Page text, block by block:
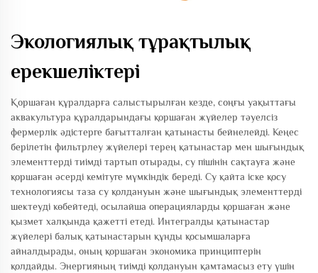
Экологиялық тұрақтылық
ерекшеліктері
Қоршаған құралдарға салыстырылған кезде, соңғы уақыттағы
аквакультура құралдарындағы қоршаған жүйелер тәуелсіз
фермерлік әдістерге бағытталған қатынасты бейнелейді. Кеңес
берілетін фильтрлеу жүйелері терең қатынастар мен шығындық
элементтерді тиімді тартып отырады, су пішінін сақтауға және
қоршаған әсерді кемітуге мүмкіндік береді. Су қайта іске қосу
технологиясы таза су қолдануын және шығындық элементтерді
шектеуді көбейтеді, осылайша операцияларды қоршаған және
қызмет халқында қажетті етеді. Интегралды қатынастар
жүйелері балық қатынастарын құнды қосымшаларға
айналдырады, оның қоршаған экономика принциптерін
қолдайды. Энергияның тиімді қолдануын қамтамасыз ету үшін